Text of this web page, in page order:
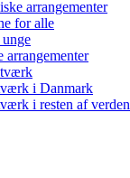
arrangementer
for alle
arrangementer
i Danmark
i resten af verden